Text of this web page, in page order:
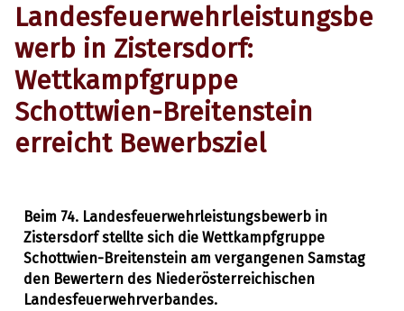
Landesfeuerwehrleistungsbe
werb in Zistersdorf:
Wettkampfgruppe
Schottwien-Breitenstein
erreicht Bewerbsziel
Beim 74. Landesfeuerwehrleistungsbewerb in
Zistersdorf stellte sich die Wettkampfgruppe
Schottwien-Breitenstein am vergangenen Samstag
den Bewertern des Niederösterreichischen
Landesfeuerwehrverbandes.